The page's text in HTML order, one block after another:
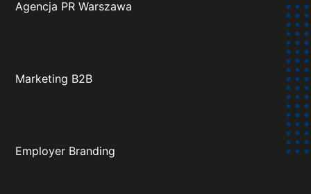
Agencja PR Warszawa
Marketing B2B
Employer Branding